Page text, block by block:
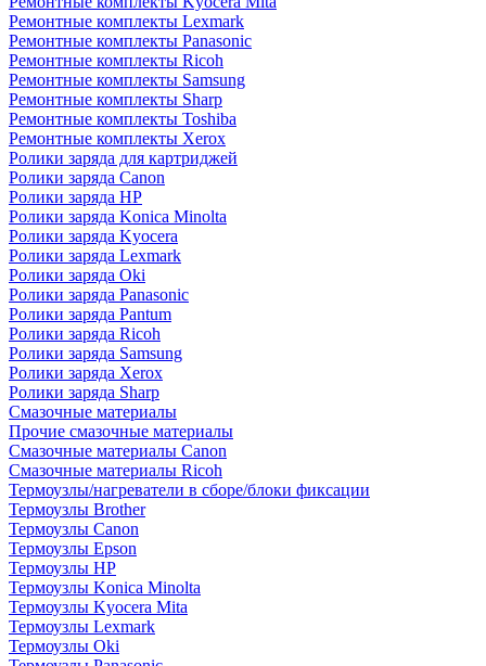
Ремонтные комплекты Lexmark
Ремонтные комплекты Panasonic
Ремонтные комплекты Ricoh
Ремонтные комплекты Samsung
Ремонтные комплекты Sharp
Ремонтные комплекты Toshiba
Ремонтные комплекты Xerox
Ролики заряда для картриджей
Ролики заряда Canon
Ролики заряда HP
Ролики заряда Konica Minolta
Ролики заряда Kyocera
Ролики заряда Lexmark
Ролики заряда Oki
Ролики заряда Panasonic
Ролики заряда Pantum
Ролики заряда Ricoh
Ролики заряда Samsung
Ролики заряда Xerox
Ролики заряда Sharp
Смазочные материалы
Прочие смазочные материалы
Смазочные материалы Canon
Смазочные материалы Ricoh
Термоузлы/нагреватели в сборе/блоки фиксации
Термоузлы Brother
Термоузлы Canon
Термоузлы Epson
Термоузлы HP
Термоузлы Konica Minolta
Термоузлы Kyocera Mita
Термоузлы Lexmark
Термоузлы Oki